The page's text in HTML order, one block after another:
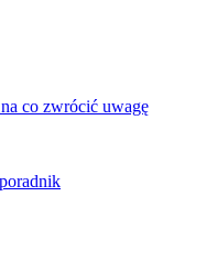
co zwrócić uwagę